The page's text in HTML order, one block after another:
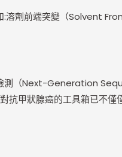
溶劑前端突變（Solvent
測（Next-Generation
抗甲狀腺癌的工具箱已不